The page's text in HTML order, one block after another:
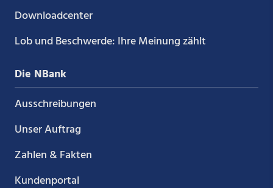
Downloadcenter
Lob und Beschwerde: Ihre Meinung zählt
Die NBank
Ausschreibungen
Unser Auftrag
Zahlen & Fakten
Kundenportal